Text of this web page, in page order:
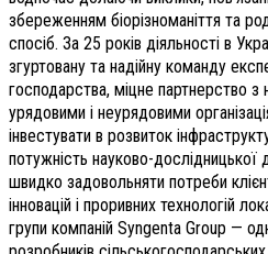
збереженням біорізноманіття та
спосіб. За 25 років діяльності в
згуртовану та надійну команду
господарства, міцне партнерство
урядовими і неурядовими
інвестувати в розвиток
потужність науково-дослідницької
швидко задовольняти потреби
інновацій і проривних технологій
групи компаній Syngenta Group —